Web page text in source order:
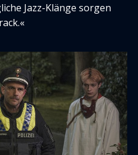
Jazz-Klänge sorgen